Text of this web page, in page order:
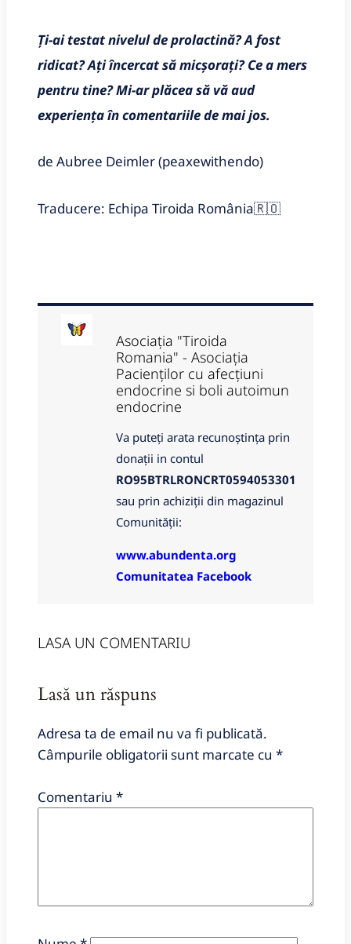
Ți-ai testat nivelul de prolactină? A fost
ridicat? Ați încercat să micșorați? Ce a mers
pentru tine? Mi-ar plăcea să vă aud
experiența în comentariile de mai jos.
de Aubree Deimler (peaxewithendo)
Traducere: Echipa Tiroida România🇷🇴
Asociația "Tiroida
Romania" - Asociația
Pacienților cu afecțiuni
endocrine si boli autoimun
endocrine
Va puteți arata recunoștința prin
donații in contul
RO95BTRLRONCRT0594053301
sau prin achiziții din magazinul
Comunității:
www.abundenta.org
Comunitatea Facebook
LASA UN COMENTARIU
Lasă un răspuns
Adresa ta de email nu va fi publicată.
Câmpurile obligatorii sunt marcate cu *
Comentariu *